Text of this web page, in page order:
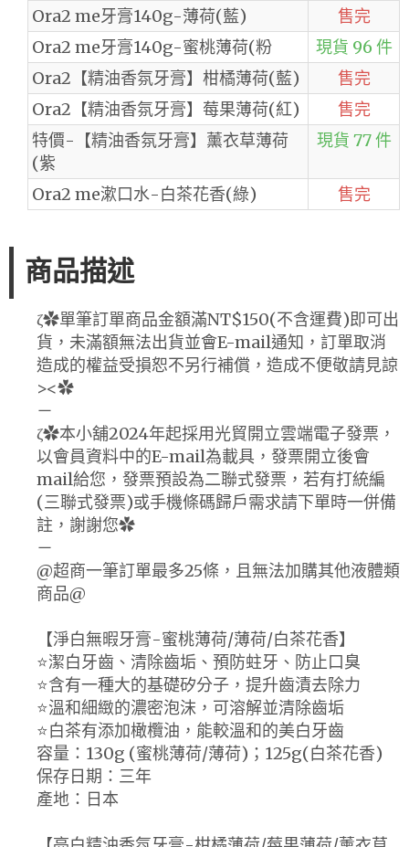
Ora2 me牙膏140g-薄荷(藍)
售完
Ora2 me牙膏140g-蜜桃薄荷(粉
現貨 96 件
Ora2【精油香氛牙膏】柑橘薄荷(藍)
售完
Ora2【精油香氛牙膏】莓果薄荷(紅)
售完
特價-【精油香氛牙膏】薰衣草薄荷
(紫
現貨 77 件
Ora2 me漱口水-白茶花香(綠) 售完
商品描述
ζ✿單筆訂單商品金額滿NT$150(不含運費)即可出
貨，未滿額無法出貨並會E-mail通知，訂單取消
造成的權益受損恕不另行補償，造成不便敬請見諒
><✿
－
ζ✿本小舖2024年起採用光貿開立雲端電子發票，
以會員資料中的E-mail為載具，發票開立後會
mail給您，發票預設為二聯式發票，若有打統編
(三聯式發票)或手機條碼歸戶需求請下單時一併備
註，謝謝您✿
－
@超商一筆訂單最多25條，且無法加購其他液體類
商品@
【淨白無暇牙膏-蜜桃薄荷/薄荷/白茶花香】
⭐️潔白牙齒、清除齒垢、預防蛀牙、防止口臭
⭐️含有一種大的基礎矽分子，提升齒漬去除力
⭐️溫和細緻的濃密泡沫，可溶解並清除齒垢
⭐️白茶有添加橄欖油，能較溫和的美白牙齒
容量：130g (蜜桃薄荷/薄荷)；125g(白茶花香)
保存日期：三年
產地：日本